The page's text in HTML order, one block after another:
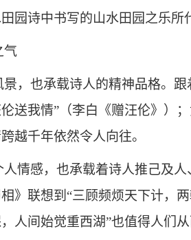
园诗中书写的山水田园之乐
气
，也承载诗人的精神品格。
送我情”（李白《赠汪伦》）
越千年依然令人向往。
情感，也承载着诗人推己及
》联想到“三顾频烦天下计，
人间始觉重西湖”也值得人们